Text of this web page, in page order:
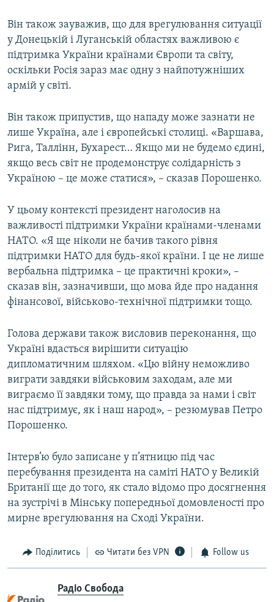
Він також зауважив, що для врегулювання ситуації
у Донецькій і Луганській областях важливою є
підтримка України країнами Європи та світу,
оскільки Росія зараз має одну з найпотужніших
армій у світі.
Він також припустив, що нападу може зазнати не
лише Україна, але і європейські столиці. «Варшава,
Рига, Таллінн, Бухарест… Якщо ми не будемо єдині,
якщо весь світ не продемонструє солідарність з
Україною – це може статися», – сказав Порошенко.
У цьому контексті президент наголосив на
важливості підтримки України країнами-членами
НАТО. «Я ще ніколи не бачив такого рівня
підтримки НАТО для будь-якої країни. І це не лише
вербальна підтримка – це практичні кроки», –
сказав він, зазначивши, що мова йде про надання
фінансової, військово-технічної підтримки тощо.
Голова держави також висловив переконання, що
Україні вдасться вирішити ситуацію
дипломатичним шляхом. «Цю війну неможливо
виграти завдяки військовим заходам, але ми
виграємо її завдяки тому, що правда за нами і світ
нас підтримує, як і наш народ», – резюмував Петро
Порошенко.
Інтерв’ю було записане у п’ятницю під час
перебування президента на саміті НАТО у Великій
Британії ще до того, як стало відомо про досягнення
на зустрічі в Мінську попередньої домовленості про
мирне врегулювання на Сході України.
Поділитись Читати без VPN Follow us
Радіо Свобода